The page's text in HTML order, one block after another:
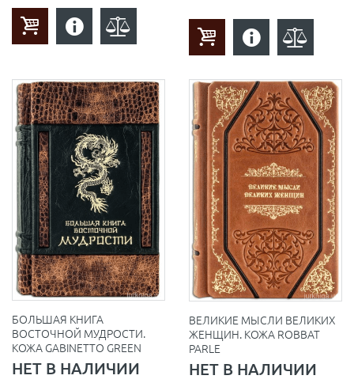
БОЛЬШАЯ КНИГА
ВОСТОЧНОЙ МУДРОСТИ.
КОЖА GABINETTO GREEN
НЕТ В НАЛИЧИИ
ВЕЛИКИЕ МЫСЛИ ВЕЛИКИХ
ЖЕНЩИН. КОЖА ROBBAT
PARLE
НЕТ В НАЛИЧИИ